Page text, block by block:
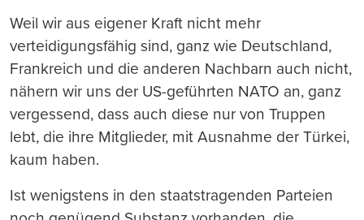
Weil wir aus eigener Kraft nicht mehr
verteidigungsfähig sind, ganz wie Deutschland,
Frankreich und die anderen Nachbarn auch nicht,
nähern wir uns der US-geführten NATO an, ganz
vergessend, dass auch diese nur von Truppen
lebt, die ihre Mitglieder, mit Ausnahme der Türkei,
kaum haben.
Ist wenigstens in den staatstragenden Parteien